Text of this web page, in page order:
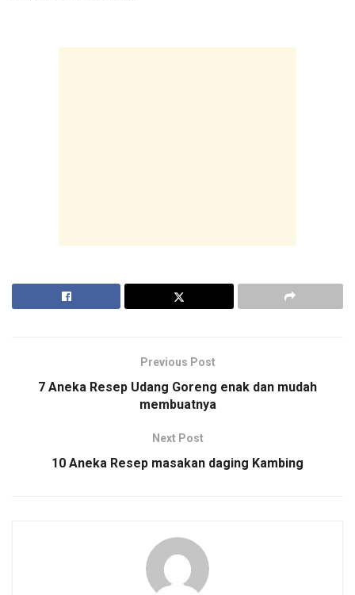
Previous Post
7 Aneka Resep Udang Goreng enak dan mudah
membuatnya
Next Post
10 Aneka Resep masakan daging Kambing